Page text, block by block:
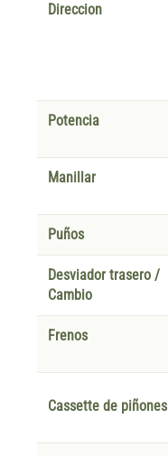
Direccion
Potencia
Manillar
Puños
Desviador trasero /
Cambio
Frenos
Cassette de piñones